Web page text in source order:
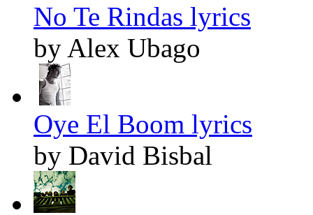
No Te Rindas lyrics
by Alex Ubago
Oye El Boom lyrics
by David Bisbal